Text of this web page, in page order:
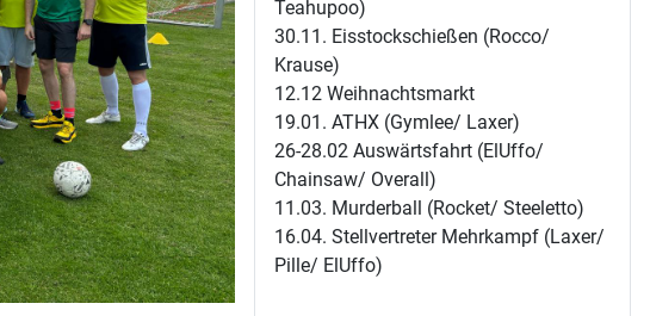
Teahupoo)
30.11. Eisstockschießen (Rocco/
Krause)
12.12 Weihnachtsmarkt
19.01. ATHX (Gymlee/ Laxer)
26-28.02 Auswärtsfahrt (ElUffo/
Chainsaw/ Overall)
11.03. Murderball (Rocket/ Steeletto)
16.04. Stellvertreter Mehrkampf (Laxer/
Pille/ ElUffo)